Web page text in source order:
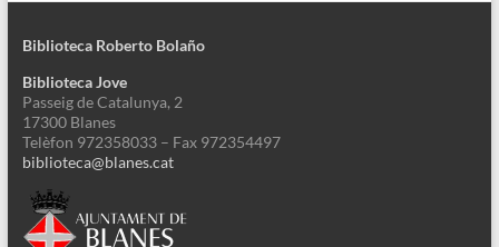
Biblioteca Roberto Bolaño
Biblioteca Jove
Passeig de Catalunya, 2
17300 Blanes
Telèfon 972358033 – Fax 972354497
biblioteca@blanes.cat